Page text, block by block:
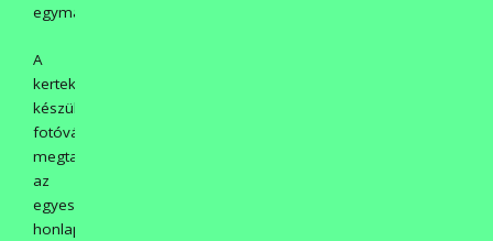
egymástól!
A
kertekről
készült
fotóválogatást
megtalálják
az
egyesület
honlapján: